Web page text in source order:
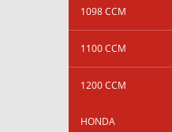
1098 CCM
1100 CCM
1200 CCM
HONDA